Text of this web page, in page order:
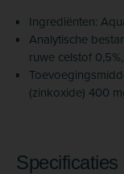
Ingrediënten:
Analytische
ruwe celstof
(zinkoxide) 400
Specificaties